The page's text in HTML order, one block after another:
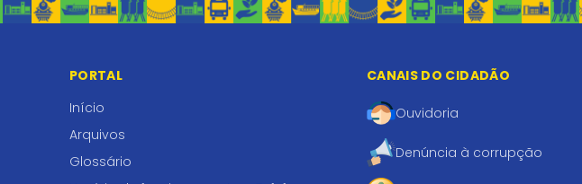
PORTAL
Início
Arquivos
Glossário
CANAIS DO CIDADÃO
Ouvidoria
Denúncia à corrupção